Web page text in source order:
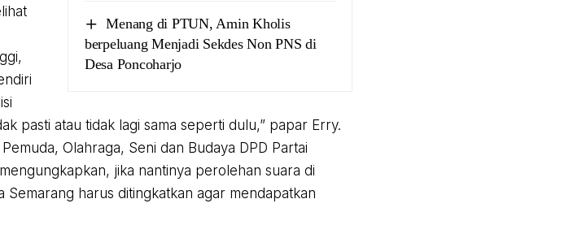
Menang di PTUN, Amin Kholis
berpeluang Menjadi Sekdes Non PNS di
Desa Poncoharjo
pasti atau tidak lagi sama seperti dulu,” papar Erry.
Olahraga, Seni dan Budaya DPD Partai
jika nantinya perolehan suara di
Semarang harus ditingkatkan agar mendapatkan